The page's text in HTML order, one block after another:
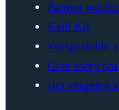
Partner
Kalli Kit
Veelgestelde
Give away
Het vergeten